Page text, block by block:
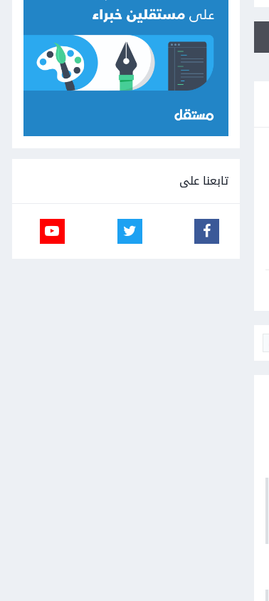
تابعنا على